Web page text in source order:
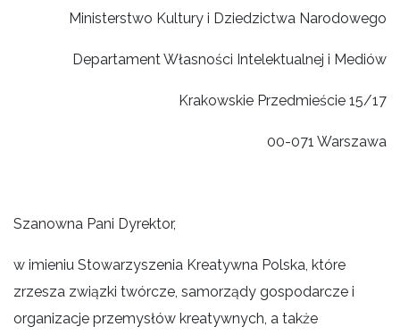
Ministerstwo Kultury i Dziedzictwa Narodowego
Departament Własności Intelektualnej i Mediów
Krakowskie Przedmieście 15/17
00-071 Warszawa
Szanowna Pani Dyrektor,
w imieniu Stowarzyszenia Kreatywna Polska, które
zrzesza związki twórcze, samorządy gospodarcze i
organizacje przemysłów kreatywnych, a także